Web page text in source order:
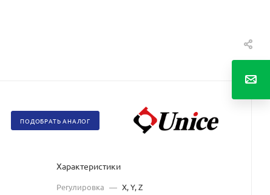
ПОДОБРАТЬ АНАЛОГ
Характеристики
Регулировка — X, Y, Z